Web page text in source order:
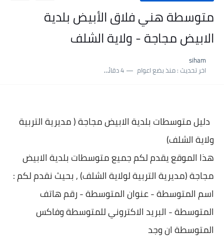
متوسطة هني فلاق الأبيض بلدية
الابيض مجاجة - ولاية الشلف
siham
اخر تحديث :منذ بضع اعوام 4 دقائق للقراءة
دليل متوسطات بلديةالابيض مجاجة ( مديرية التربية
ولاية الشلف)
هذا الموقع يقدم لكم جميع متوسطات بلديةالابيض
مجاجة (مديرية التربية لولاية الشلف) , بحيث نقدم لكم :
اسم المتوسطة - عنوان المتوسطة - رقم هاتف
المتوسطة - البريد الاكتروني للمتوسطة وفاكس
المتوسطة ان وجد